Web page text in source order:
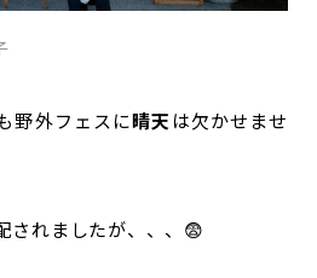
野外フェスに晴天 は欠かせませ
されましたが、、、😨